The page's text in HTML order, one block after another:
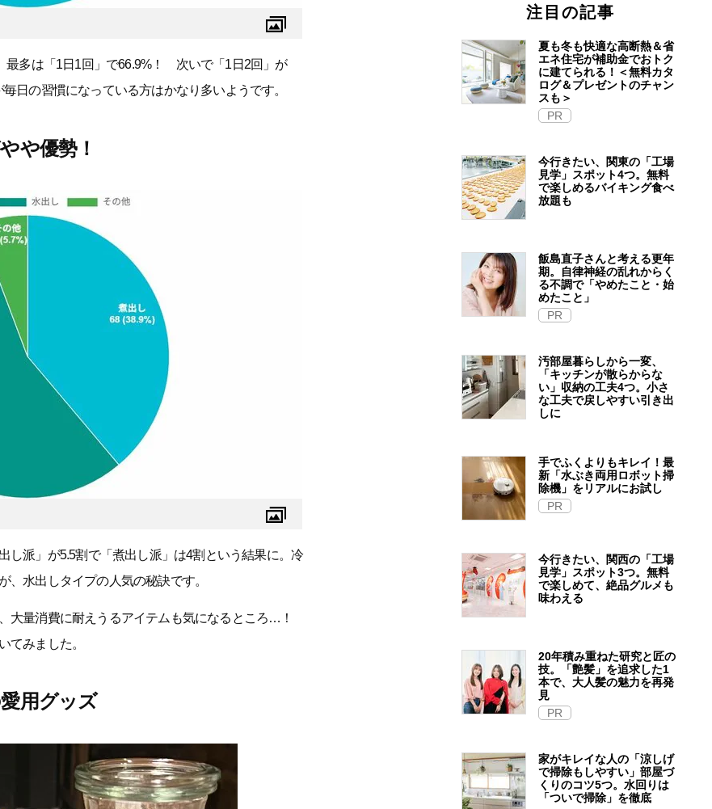
最多は「1日1回」で66.9%！ 次いで「1日2回」が
日の習慣になっている方はかなり多いようです。
や優勢！
し派」が5.5割で「煮出し派」は4割という結果に。冷
、水出しタイプの人気の秘訣です。
大量消費に耐えうるアイテムも気になるところ…！
てみました。
用グッズ
注目の記事
夏も冬も快適な高断熱＆省
エネ住宅が補助金でおトク
に建てられる！＜無料カタ
ログ＆プレゼントのチャン
スも＞
PR
今行きたい、関東の「工場
見学」スポット4つ。無料
で楽しめるバイキング食べ
放題も
飯島直子さんと考える更年
期。自律神経の乱れからく
る不調で「やめたこと・始
めたこと」
PR
汚部屋暮らしから一変、
「キッチンが散らからな
い」収納の工夫4つ。小さ
な工夫で戻しやすい引き出
しに
手でふくよりもキレイ！最
新「水ぶき両用ロボット掃
除機」をリアルにお試し
PR
今行きたい、関西の「工場
見学」スポット3つ。無料
で楽しめて、絶品グルメも
味わえる
20年積み重ねた研究と匠の
技。「艶髪」を追求した1
本で、大人髪の魅力を再発
見
PR
家がキレイな人の「涼しげ
で掃除もしやすい」部屋づ
くりのコツ5つ。水回りは
「ついで掃除」を徹底